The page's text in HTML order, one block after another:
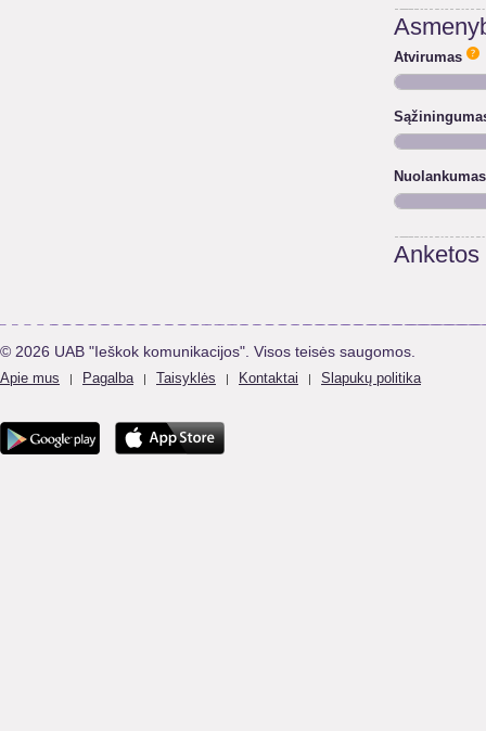
Atvirumas
Nuolankumas
Anketos
© 2026 UAB "Ieškok komunikacijos". Visos teisės saugomos.
Apie mus | Pagalba | Taisyklės | Kontaktai | Slapukų politika